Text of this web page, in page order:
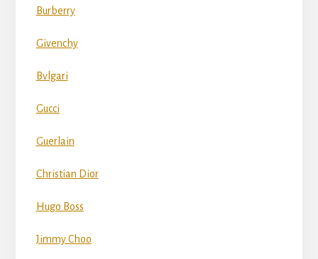
Burberry
Givenchy
Bvlgari
Gucci
Guerlain
Christian Dior
Hugo Boss
Jimmy Choo